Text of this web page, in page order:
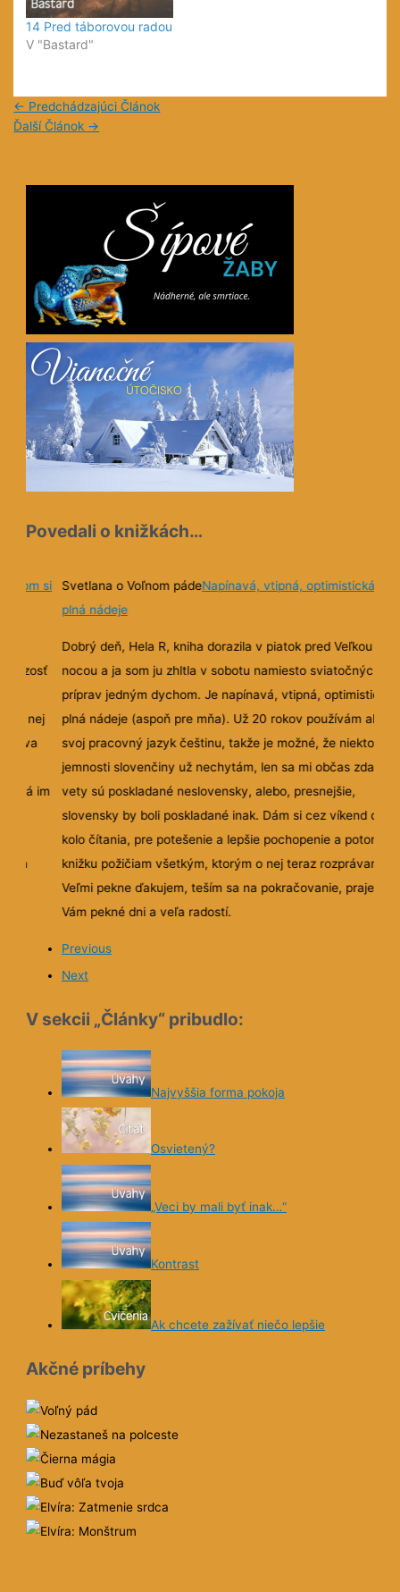
14 Pred táborovou radou
V "Bastard"
← Predchádzajúci Článok
Ďalší Článok →
Povedali o knižkách…
si
v nej
im
Svetlana o Voľnom pádeNapínavá, vtipná, optimistická a
plná nádeje
Dobrý deň, Hela R, kniha dorazila v piatok pred Veľkou
nocou a ja som ju zhltla v sobotu namiesto sviatočných
príprav jedným dychom. Je napínavá, vtipná, optimistická a
plná nádeje (aspoň pre mňa). Už 20 rokov používám ako
svoj pracovný jazyk češtinu, takže je možné, že niektoré
jemnosti slovenčiny už nechytám, len sa mi občas zdalo, že
vety sú poskladané neslovensky, alebo, presnejšie,
slovensky by boli poskladané inak. Dám si cez víkend druhé
kolo čítania, pre potešenie a lepšie pochopenie a potom
knižku požičiam všetkým, ktorým o nej teraz rozprávam.
Veľmi pekne ďakujem, teším sa na pokračovanie, prajem
Vám pekné dni a veľa radostí.
Previous
Next
V sekcii „Články“ pribudlo:
Najvyššia forma pokoja
Osvietený?
„Veci by mali byť inak…“
Kontrast
Ak chcete zažívať niečo lepšie
Akčné príbehy